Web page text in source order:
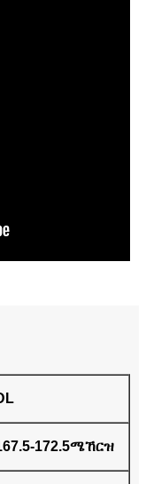
172.5ሜኸርዝ